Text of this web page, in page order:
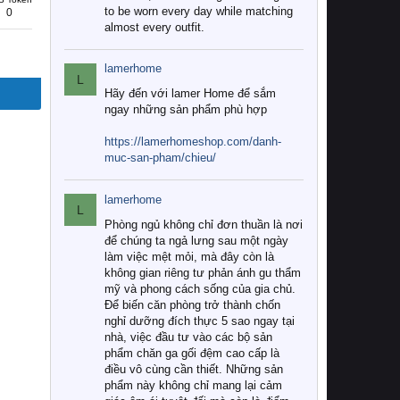
0
to be worn every day while matching
almost every outfit.
L
lamerhome
Hãy đến với lamer Home để sắm
ngay những sản phẩm phù hợp
https://lamerhomeshop.com/danh-
muc-san-pham/chieu/
L
lamerhome
Phòng ngủ không chỉ đơn thuần là nơi
để chúng ta ngả lưng sau một ngày
làm việc mệt mỏi, mà đây còn là
không gian riêng tư phản ánh gu thẩm
mỹ và phong cách sống của gia chủ.
Để biến căn phòng trở thành chốn
nghỉ dưỡng đích thực 5 sao ngay tại
nhà, việc đầu tư vào các bộ sản
phẩm chăn ga gối đệm cao cấp là
điều vô cùng cần thiết. Những sản
phẩm này không chỉ mang lại cảm